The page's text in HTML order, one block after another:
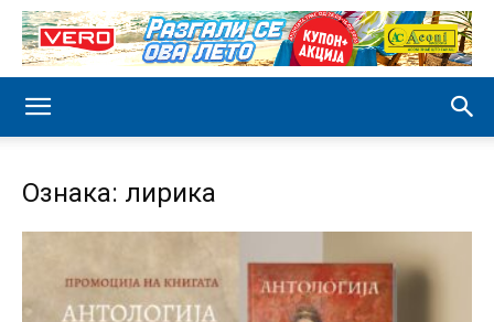
Ознака: лирика